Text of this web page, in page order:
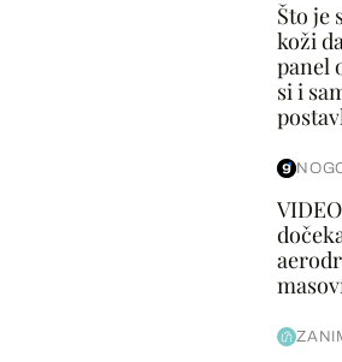
Što je
koži
panel
si i